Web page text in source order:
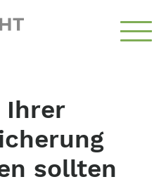
Ihrer
sollten